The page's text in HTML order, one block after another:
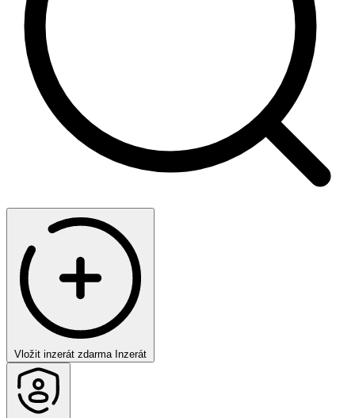
Vložit inzerát zdarma Inzerát